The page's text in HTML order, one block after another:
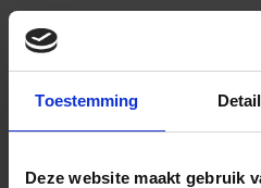
Toestemming
Deze website maakt gebruik